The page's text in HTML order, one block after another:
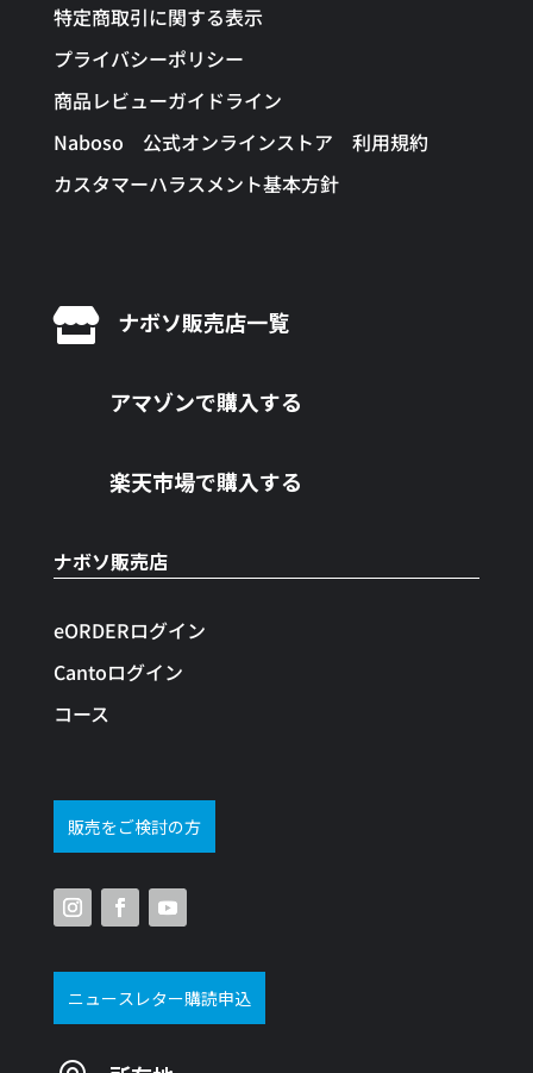
特定商取引に関する表示
プライバシーポリシー
商品レビューガイドライン
Naboso 公式オンラインストア 利用規約
カスタマーハラスメント基本方針
 ナボソ販売店一覧
アマゾンで購入する
楽天市場で購入する
ナボソ販売店
eORDERログイン
Cantoログイン
コース
販売をご検討の方
ニュースレター購読申込